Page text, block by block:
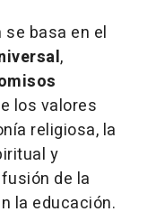
basa en el
,
los valores
religiosa, la
y
de la
la educación.